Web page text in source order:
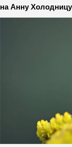
на Анну Холодницу